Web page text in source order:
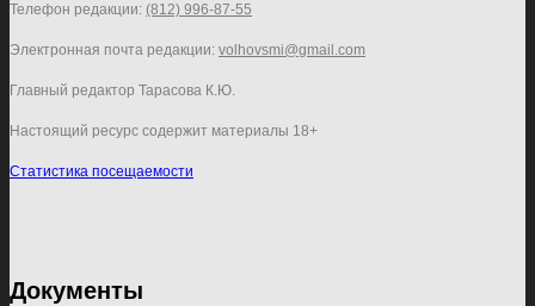
Телефон редакции: (812) 996-87-55
Электронная почта редакции: volhovsmi@gmail.com
Главный редактор Тарасова К.Ю.
Настоящий ресурс содержит материалы 18+
Статистика посещаемости
Документы